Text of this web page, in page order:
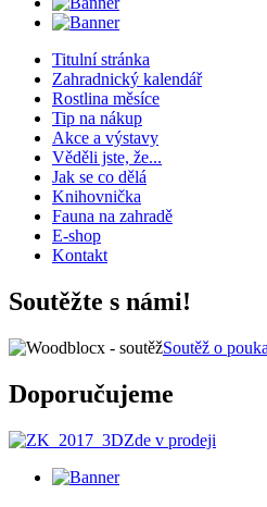
Titulní stránka
Zahradnický kalendář
Rostlina měsíce
Tip na nákup
Akce a výstavy
Věděli jste, že...
Jak se co dělá
Knihovnička
Fauna na zahradě
E-shop
Kontakt
Soutěžte s námi!
Soutěž o
Doporučujeme
Zde v prodeji